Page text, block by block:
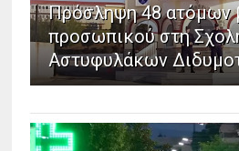
Πρόσληψη 48 ατόμων
προσωπικού στη
Αστυφυλάκων